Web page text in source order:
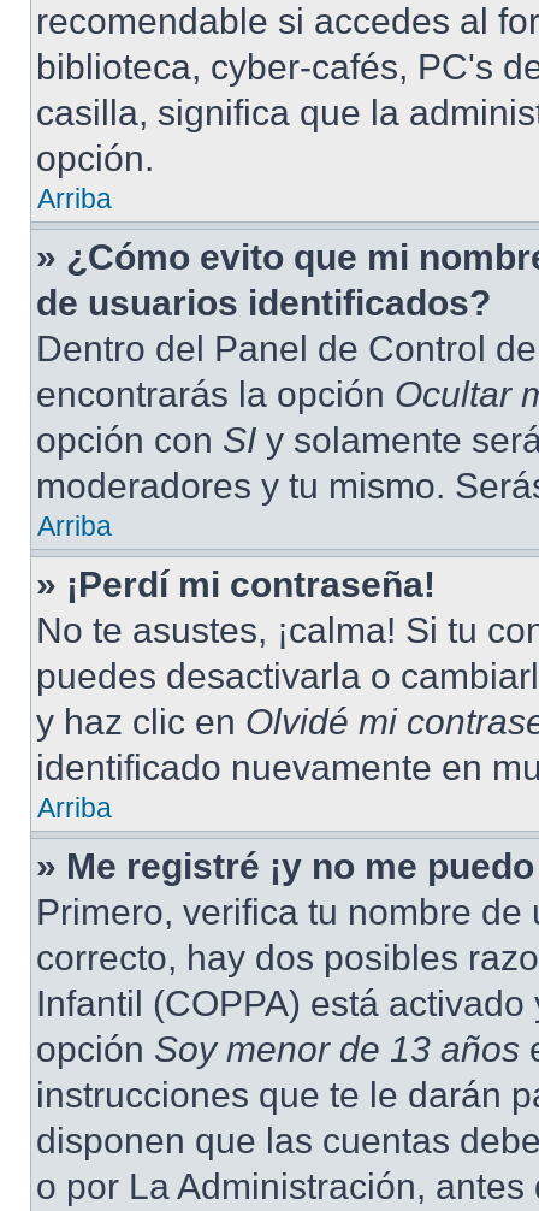
recomendable si accedes al
biblioteca, cyber-cafés, PC's
casilla, significa que la
opción.
Arriba
» ¿Cómo evito que mi
de usuarios identificados?
Dentro del Panel de Control
encontrarás la opción Ocultar
opción con SI y solamente
moderadores y tu mismo.
Arriba
» ¡Perdí mi contraseña!
No te asustes, ¡calma! Si tu
puedes desactivarla o
y haz clic en Olvidé mi
identificado nuevamente en
Arriba
» Me registré ¡y no me
Primero, verifica tu nombre
correcto, hay dos posibles
Infantil (COPPA) está
opción Soy menor de 13 años
instrucciones que te le darán
disponen que las cuentas
o por La Administración,